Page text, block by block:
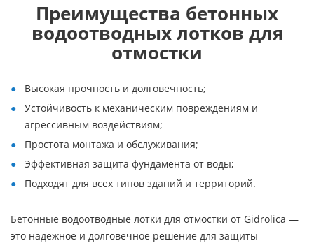
Преимущества бетонных
водоотводных лотков для
отмостки
Высокая прочность и долговечность;
Устойчивость к механическим повреждениям и
агрессивным воздействиям;
Простота монтажа и обслуживания;
Эффективная защита фундамента от воды;
Подходят для всех типов зданий и территорий.
Бетонные водоотводные лотки для отмостки от Gidrolica —
это надежное и долговечное решение для защиты